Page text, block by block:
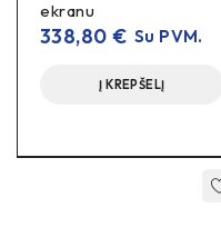
ekranu
338,80 € Su PVM.
Į KREPŠELĮ